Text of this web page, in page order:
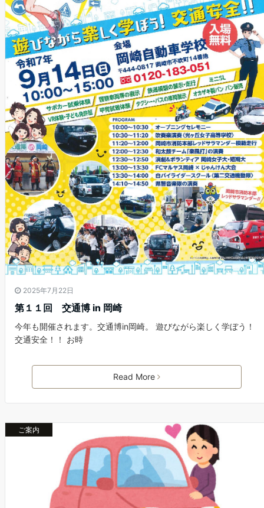
2025年7月22日
第１１回 交通博 in 岡崎
今年も開催されます。交通博in岡崎。 遊びながら楽しく学ぼう！
交通安全！！ お時
Read More
ご案内